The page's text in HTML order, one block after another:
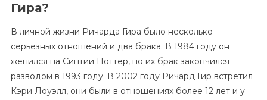
Гира?
В личной жизни Ричарда Гира было несколько
серьезных отношений и два брака. В 1984 году он
женился на Синтии Поттер, но их брак закончился
разводом в 1993 году. В 2002 году Ричард Гир встретил
Кэри Лоуэлл, они были в отношениях более 12 лет и у